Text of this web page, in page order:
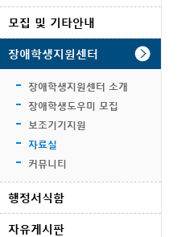
모집 및 기타안내
장애학생지원센터
장애학생지원센터 소개
장애학생도우미 모집
보조기기지원
자료실
커뮤니티
행정서식함
자유게시판